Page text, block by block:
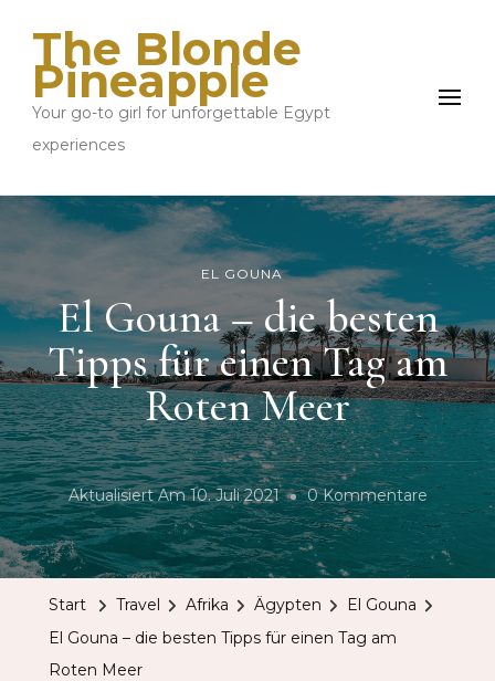
The Blonde
Pineapple
Your go-to girl for unforgettable Egypt
experiences
EL GOUNA
El Gouna – die besten
Tipps für einen Tag am
Roten Meer
Aktualisiert Am10. Juli 2021 0 KommentareZu
El
Gouna
Start Travel Afrika Ägypten
El Gouna
El Gouna – die besten Tipps für einen Tag am
Roten Meer